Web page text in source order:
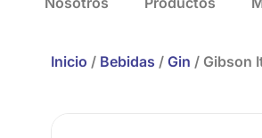
Inicio / Bebidas / Gin / Gibson